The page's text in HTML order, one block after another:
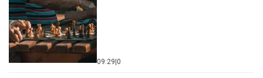
09:29 0